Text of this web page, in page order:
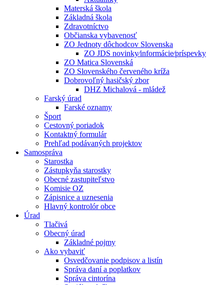
Materská škola
Základná škola
Zdravotníctvo
Občianska vybavenosť
ZO Jednoty dôchodcov Slovenska
ZO JDS novinky⁄informácie⁄príspevky
ZO Matica Slovenská
ZO Slovenského červeného kríža
Dobrovoľný hasičský zbor
DHZ Michalová - mládež
Farský úrad
Farské oznamy
Šport
Cestovný poriadok
Kontaktný formulár
Prehľad podávaných projektov
Samospráva
Starostka
Zástupkyňa starostky
Obecné zastupiteľstvo
Komisie OZ
Zápisnice a uznesenia
Hlavný kontrolór obce
Úrad
Tlačivá
Obecný úrad
Základné pojmy
Ako vybaviť
Osvedčovanie podpisov a listín
Správa daní a poplatkov
Správa cintorína